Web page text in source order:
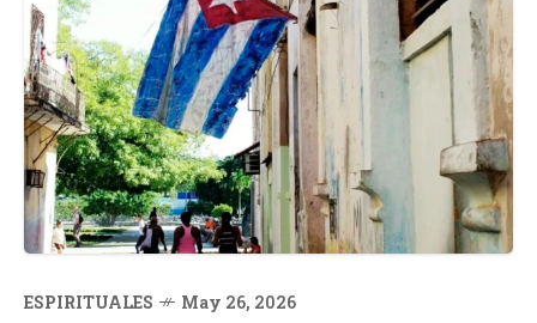
ESPIRITUALES May 26, 2026